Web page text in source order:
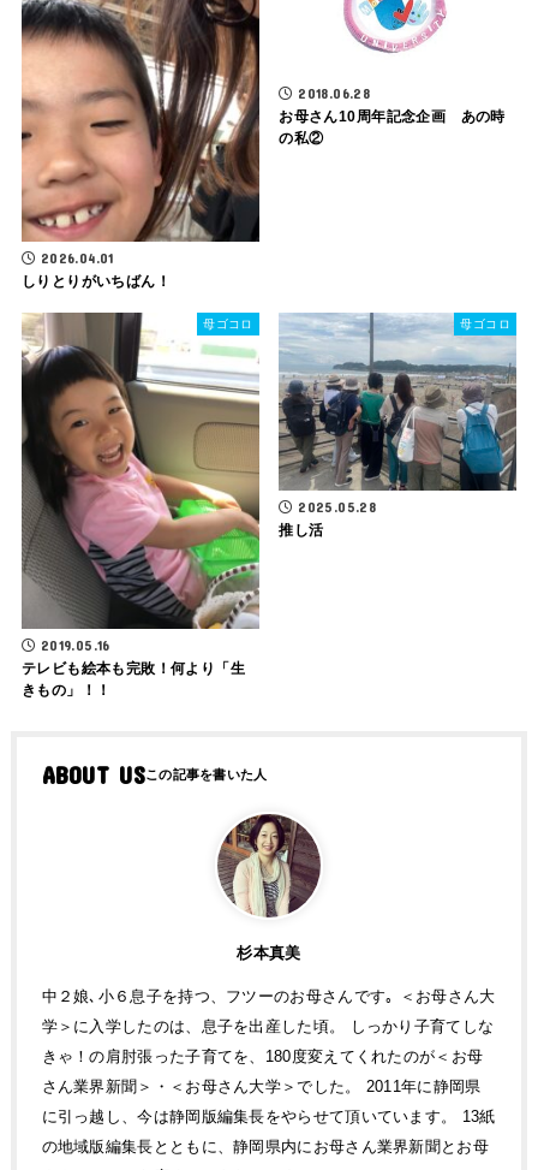
2026.04.01
しりとりがいちばん！
2018.06.28
お母さん10周年記念企画 あの時
の私②
母ゴコロ
2019.05.16
テレビも絵本も完敗！何より「生
きもの」！！
母ゴコロ
2025.05.28
推し活
ABOUT US
杉本真美
中２娘､小６息子を持つ、フツーのお母さんです｡ ＜お母さん大
学＞に入学したのは、息子を出産した頃。 しっかり子育てしな
きゃ！の肩肘張った子育てを、180度変えてくれたのが＜お母
さん業界新聞＞・＜お母さん大学＞でした。 2011年に静岡県
に引っ越し、今は静岡版編集長をやらせて頂いています。 13紙
の地域版編集長とともに、静岡県内にお母さん業界新聞とお母